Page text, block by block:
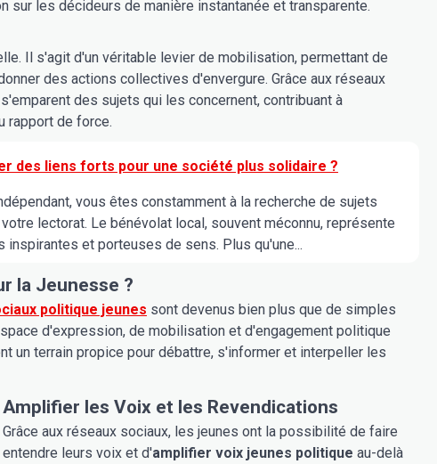
les décideurs de manière instantanée et transparente.
Il s'agit d'un véritable levier de mobilisation, permettant de
des actions collectives d'envergure. Grâce aux réseaux
des sujets qui les concernent, contribuant à
rapport de force.
des liens forts pour une société plus solidaire ?
vous êtes constamment à la recherche de sujets
lectorat. Le bénévolat local, souvent méconnu, représente
inspirantes et porteuses de sens. Plus qu'une...
la Jeunesse ?
politique jeunes sont devenus bien plus que de simples
d'expression, de mobilisation et d'engagement politique
un terrain propice pour débattre, s'informer et interpeller les
Amplifier les Voix et les Revendications
Grâce aux réseaux sociaux, les jeunes ont la possibilité de faire
entendre leurs voix et d'amplifier voix jeunes politique au-delà